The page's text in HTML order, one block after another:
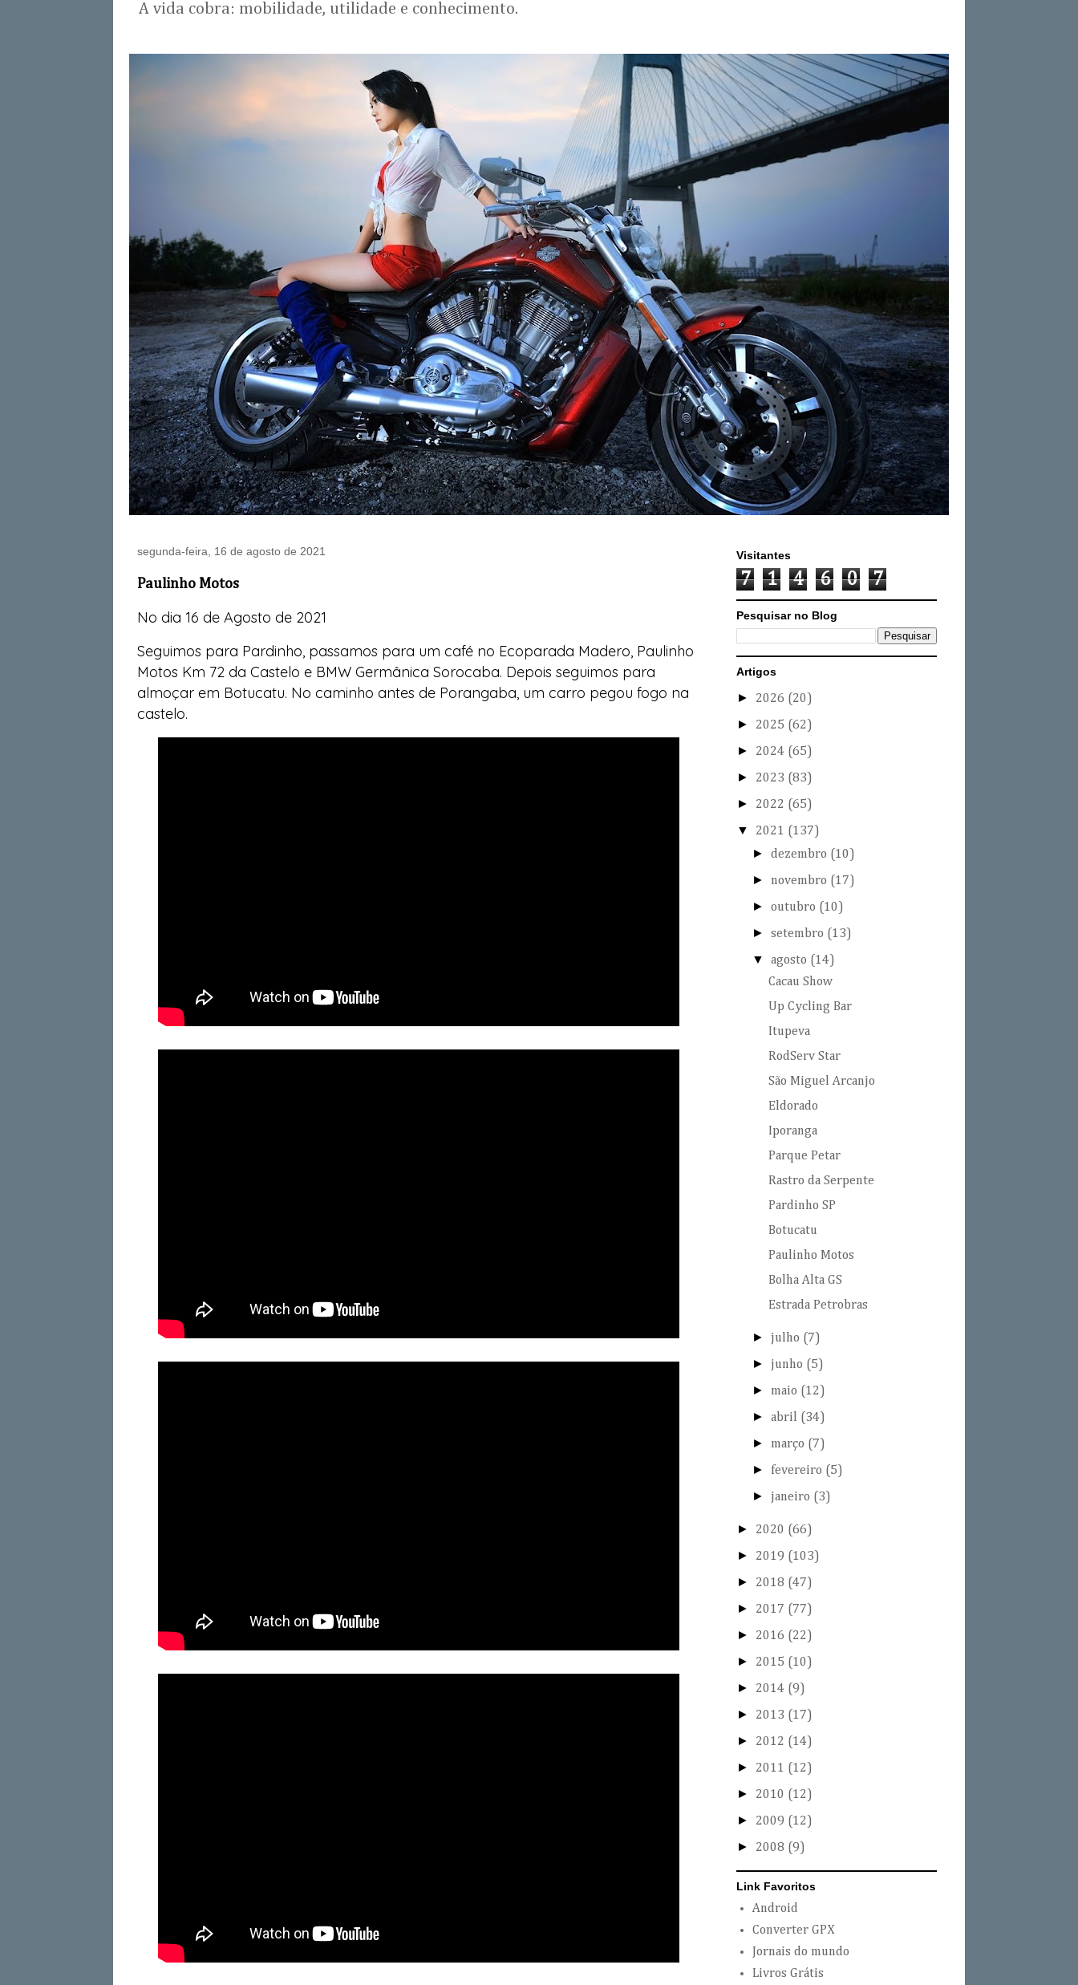
A vida cobra: mobilidade, utilidade e conhecimento.
segunda-feira, 16 de agosto de 2021
Paulinho Motos
No dia 16 de Agosto de 2021
Seguimos para Pardinho, passamos para um café no Ecoparada Madero, Paulinho
Motos Km 72 da Castelo e BMW Germânica Sorocaba. Depois seguimos para
almoçar em Botucatu. No caminho antes de Porangaba, um carro pegou fogo na
castelo.
Visitantes
7 1 4 6 0 7
Pesquisar no Blog
Artigos
► 2026 (20)
► 2025 (62)
► 2024 (65)
► 2023 (83)
► 2022 (65)
▼ 2021 (137)
►dezembro (10)
► novembro (17)
►outubro (10)
►setembro (13)
▼agosto (14)
Cacau Show
Up Cycling Bar
Itupeva
RodServ Star
São Miguel Arcanjo
Eldorado
Iporanga
Parque Petar
Rastro da Serpente
Pardinho SP
Botucatu
Paulinho Motos
Bolha Alta GS
Estrada Petrobras
► julho (7)
► junho (5)
► maio (12)
►abril (34)
► março (7)
► fevereiro (5)
► janeiro (3)
► 2020 (66)
► 2019 (103)
► 2018 (47)
► 2017 (77)
► 2016 (22)
► 2015 (10)
► 2014 (9)
► 2013 (17)
► 2012 (14)
► 2011 (12)
► 2010 (12)
► 2009 (12)
► 2008 (9)
Link Favoritos
Android
Converter GPX
Jornais do mundo
Livros Grátis